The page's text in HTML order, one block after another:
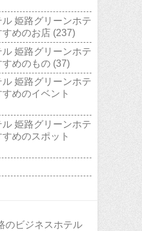
姫路グリーンホテ
すめのお店 (237)
姫路グリーンホテ
すめのもの (37)
姫路グリーンホテ
めのイベント
姫路グリーンホテ
めのスポット
のビジネスホテル